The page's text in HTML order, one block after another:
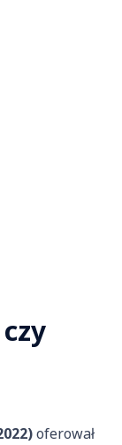
oferował